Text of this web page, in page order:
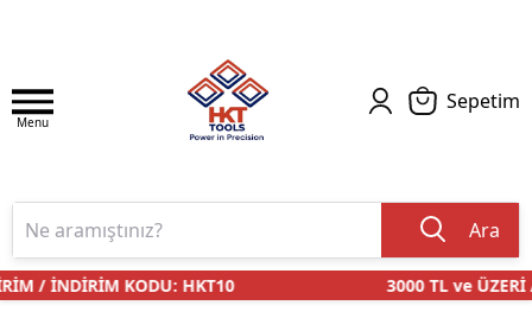
Menu
Sepetim
Ara
/ İNDİRİM KODU: HKT10 3000 TL ve ÜZERİ